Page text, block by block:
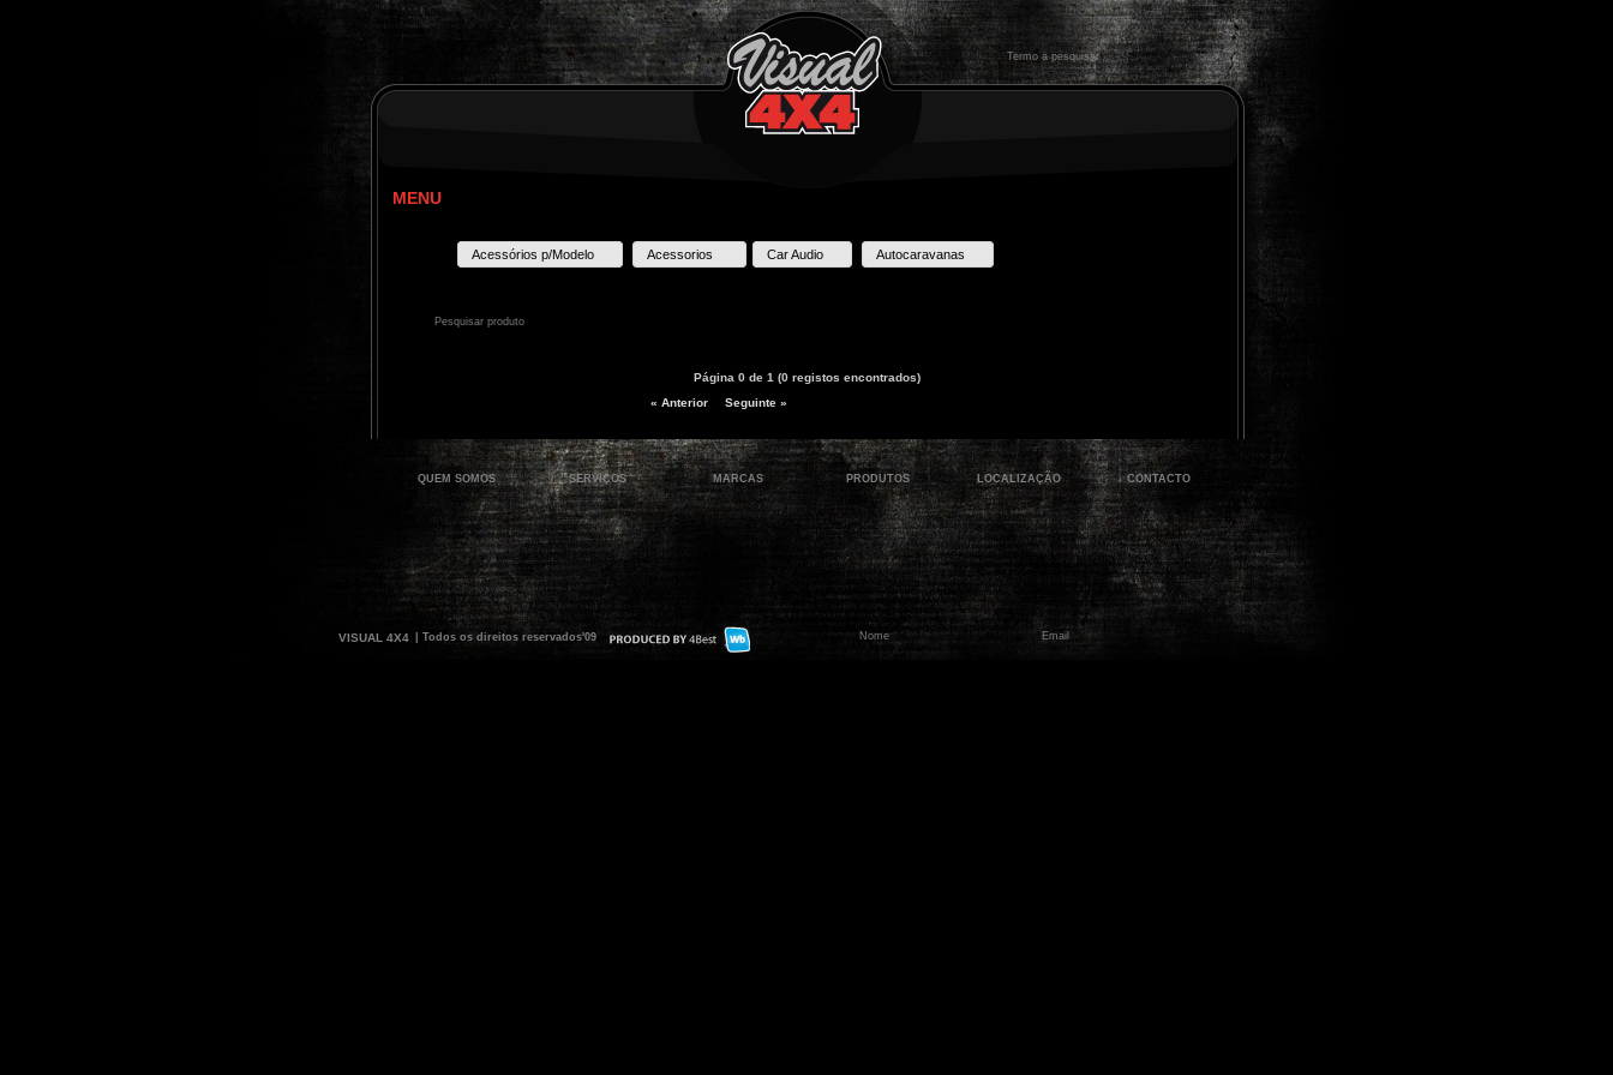
MENU
Acessórios p/Modelo Acessorios Car Audio Autocaravanas
Página 0 de 1 (0 registos encontrados)
« Anterior
Seguinte »
QUEM SOMOS SERVIÇOS MARCAS PRODUTOS LOCALIZAÇÃO CONTACTO
VISUAL 4X4 | Todos os direitos reservados'09